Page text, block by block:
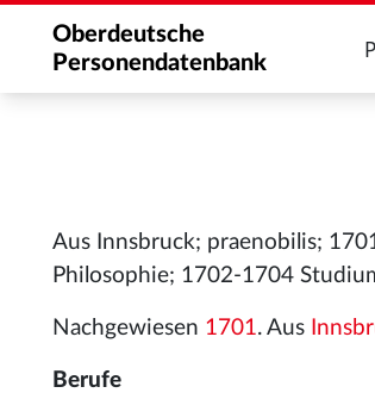
Oberdeutsche
Personendatenbank
Aus Innsbruck; praenobilis;
Philosophie; 1702-1704
Nachgewiesen 1701. Aus
Berufe